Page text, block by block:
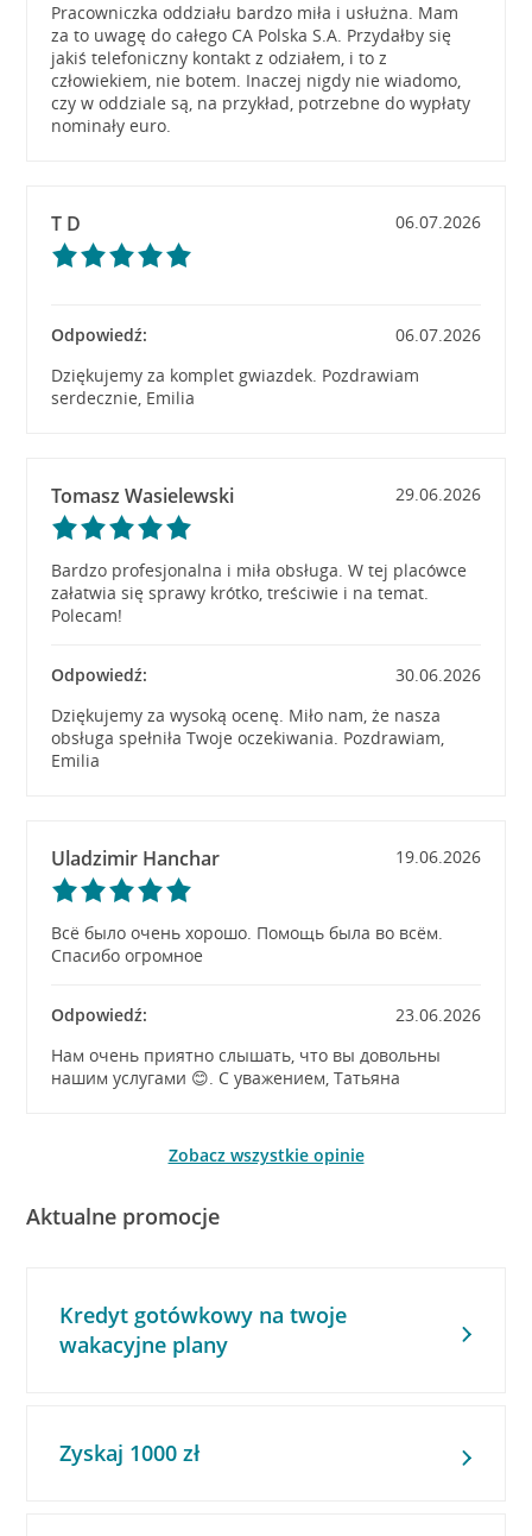
Pracowniczka oddziału bardzo miła i usłużna. Mam
za to uwagę do całego CA Polska S.A. Przydałby się
jakiś telefoniczny kontakt z odziałem, i to z
człowiekiem, nie botem. Inaczej nigdy nie wiadomo,
czy w oddziale są, na przykład, potrzebne do wypłaty
nominały euro.
T D 06.07.2026
Odpowiedź:
06.07.2026
Dziękujemy za komplet gwiazdek. Pozdrawiam
serdecznie, Emilia
Tomasz Wasielewski 29.06.2026
Bardzo profesjonalna i miła obsługa. W tej placówce
załatwia się sprawy krótko, treściwie i na temat.
Polecam!
Odpowiedź:
30.06.2026
Dziękujemy za wysoką ocenę. Miło nam, że nasza
obsługa spełniła Twoje oczekiwania. Pozdrawiam,
Emilia
Uladzimir Hanchar 19.06.2026
Всё было очень хорошо. Помощь была во всём.
Спасибо огромное
Odpowiedź:
23.06.2026
Нам очень приятно слышать, что вы довольны
нашим услугами 😊. С уважением, Татьяна
Zobacz wszystkie opinie
Aktualne promocje
Kredyt gotówkowy na twoje
wakacyjne plany
Zyskaj 1000 zł